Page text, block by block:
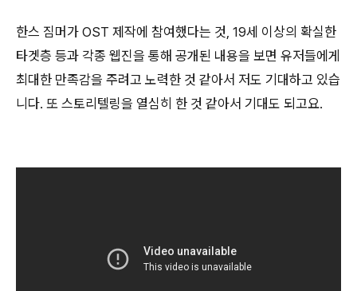
한스 짐머가 OST 제작에 참여했다는 것, 19세 이상의 확실한
타겟층 등과 각종 웹진을 통해 공개된 내용을 보면 유저들에게
최대한 만족감을 주려고 노력한 것 같아서 저도 기대하고 있습
니다. 또 스토리텔링을 열심히 한 것 같아서 기대도 되고요.